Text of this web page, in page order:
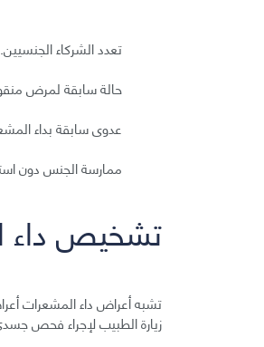
تعدد الشركاء الجنسيين.
حالة سابقة لمرض
عدوى سابقة بداء
ممارسة الجنس دون
تشخيص داء
تشبه أعراض داء المشعرات
زيارة الطبيب لإجراء فحص